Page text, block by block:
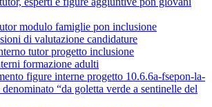
modulo famiglie pon inclusione
di valutazione candidature
tutor progetto inclusione
formazione adulti
figure interne progetto 10.6.6a-fsepon-la-
“da goletta verde a sentinelle del